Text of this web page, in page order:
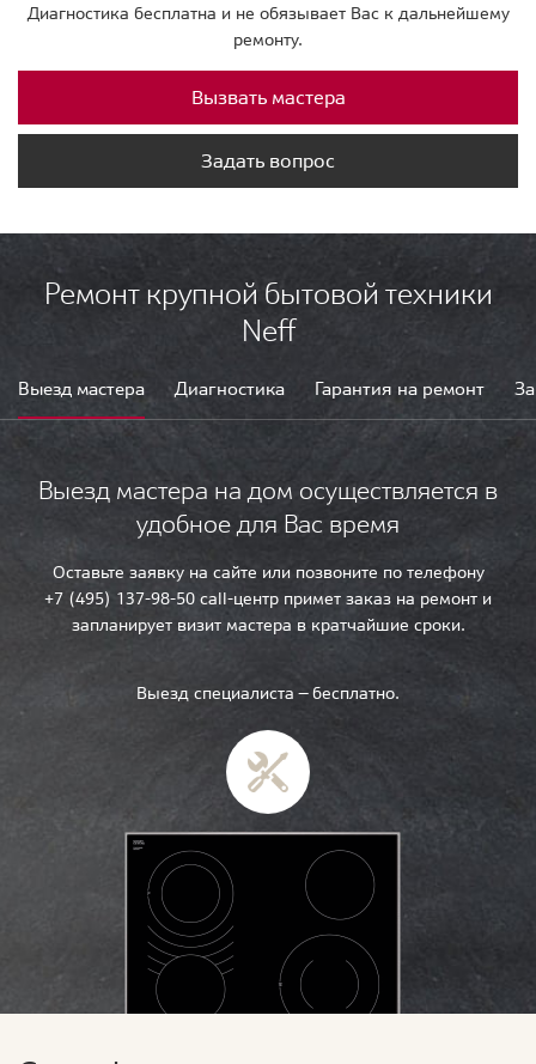
Диагностика бесплатна и не обязывает Вас к дальнейшему
ремонту.
Вызвать мастера
Задать вопрос
Ремонт крупной бытовой техники
Neff
Выезд мастера Диагностика Гарантия на ремонт
Выезд мастера на дом осуществляется в
удобное для Вас время
Оставьте заявку на сайте или позвоните по телефону
+7 (495) 137-98-50 call-центр примет заказ на ремонт и
запланирует визит мастера в кратчайшие сроки.
Выезд специалиста — бесплатно.